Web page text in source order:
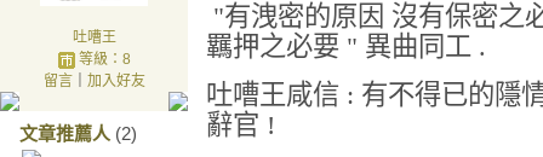
吐嘈王
等級：8
留言｜ 加入好友
文章推薦人 (2)
"有洩密的原因 沒有保密之
羈押之必要 " 異曲同工 .
吐嘈王咸信 : 有不得已的隱
辭官 !